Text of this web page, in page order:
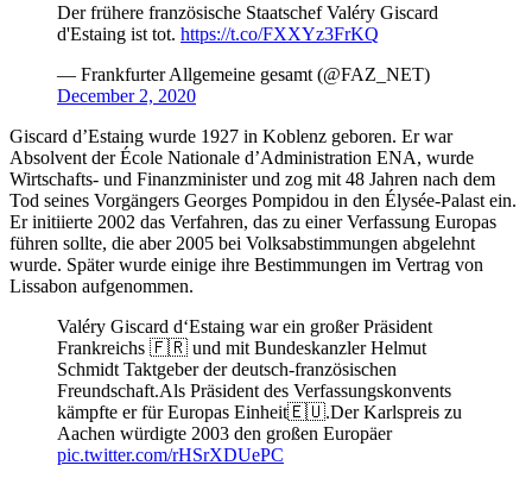
Der frühere französische Staatschef Valéry Giscard
d'Estaing ist tot. https://t.co/FXXYz3FrKQ
— Frankfurter Allgemeine gesamt (@FAZ_NET)
December 2, 2020
Giscard d’Estaing wurde 1927 in Koblenz geboren. Er war
Absolvent der École Nationale d’Administration ENA, wurde
Wirtschafts- und Finanzminister und zog mit 48 Jahren nach dem
Tod seines Vorgängers Georges Pompidou in den Élysée-Palast ein.
Er initiierte 2002 das Verfahren, das zu einer Verfassung Europas
führen sollte, die aber 2005 bei Volksabstimmungen abgelehnt
wurde. Später wurde einige ihre Bestimmungen im Vertrag von
Lissabon aufgenommen.
Valéry Giscard d‘Estaing war ein großer Präsident
Frankreichs 🇫🇷 und mit Bundeskanzler Helmut
Schmidt Taktgeber der deutsch-französischen
Freundschaft.Als Präsident des Verfassungskonvents
kämpfte er für Europas Einheit🇪🇺.Der Karlspreis zu
Aachen würdigte 2003 den großen Europäer
pic.twitter.com/rHSrXDUePC